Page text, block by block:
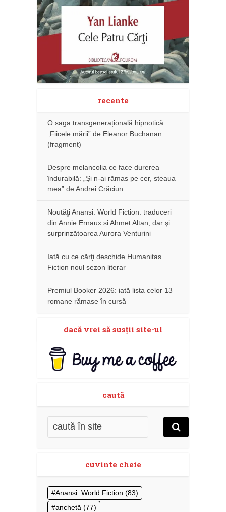
recente
O saga transgenerațională hipnotică:
„Fiicele mării” de Eleanor Buchanan
(fragment)
Despre melancolia ce face durerea
îndurabilă: „Și n-ai rămas pe cer, steaua
mea” de Andrei Crăciun
Noutăţi Anansi. World Fiction: traduceri
din Annie Ernaux și Ahmet Altan, dar şi
surprinzătoarea Aurora Venturini
Iată cu ce cărţi deschide Humanitas
Fiction noul sezon literar
Premiul Booker 2026: iată lista celor 13
romane rămase în cursă
dacă vrei să susţii site-ul
caută
cuvinte cheie
Anansi. World Fiction (83)
anchetă (77)